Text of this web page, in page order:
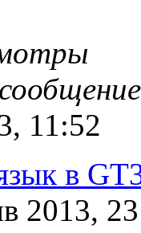
11:52
в
2013,